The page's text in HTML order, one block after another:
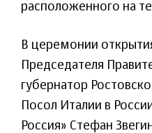
расположенного на
В церемонии
Председателя
губернатор
Посол Италии в
Россия» Стефан